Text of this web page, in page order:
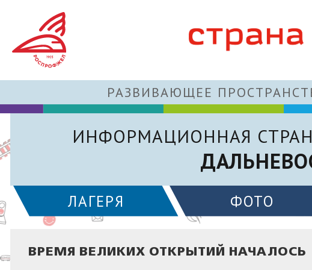
РАЗВИВАЮЩЕЕ
ИНФОРМАЦИОННАЯ
ЛАГЕРЯ ФОТО
ВРЕМЯ ВЕЛИКИХ ОТКРЫТИЙ НАЧАЛОСЬ